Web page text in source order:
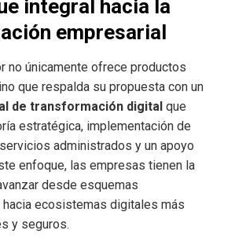
integral hacia la
empresarial
no únicamente ofrece productos
que respalda su propuesta con un
de transformación digital que
estratégica, implementación de
administrados y un apoyo
enfoque, las empresas tienen la
desde esquemas
ecosistemas digitales más
y seguros.